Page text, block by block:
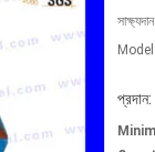
প্রদান: